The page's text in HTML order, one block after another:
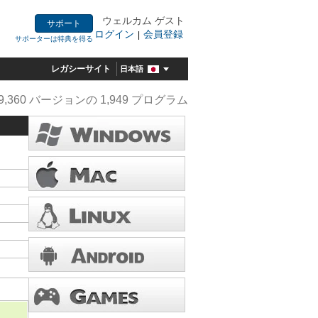
サポート
サポーターは特典を得る
ウェルカム ゲスト
ログイン | 会員登録
レガシーサイト 日本語
バージョンの 1,949 プログラム